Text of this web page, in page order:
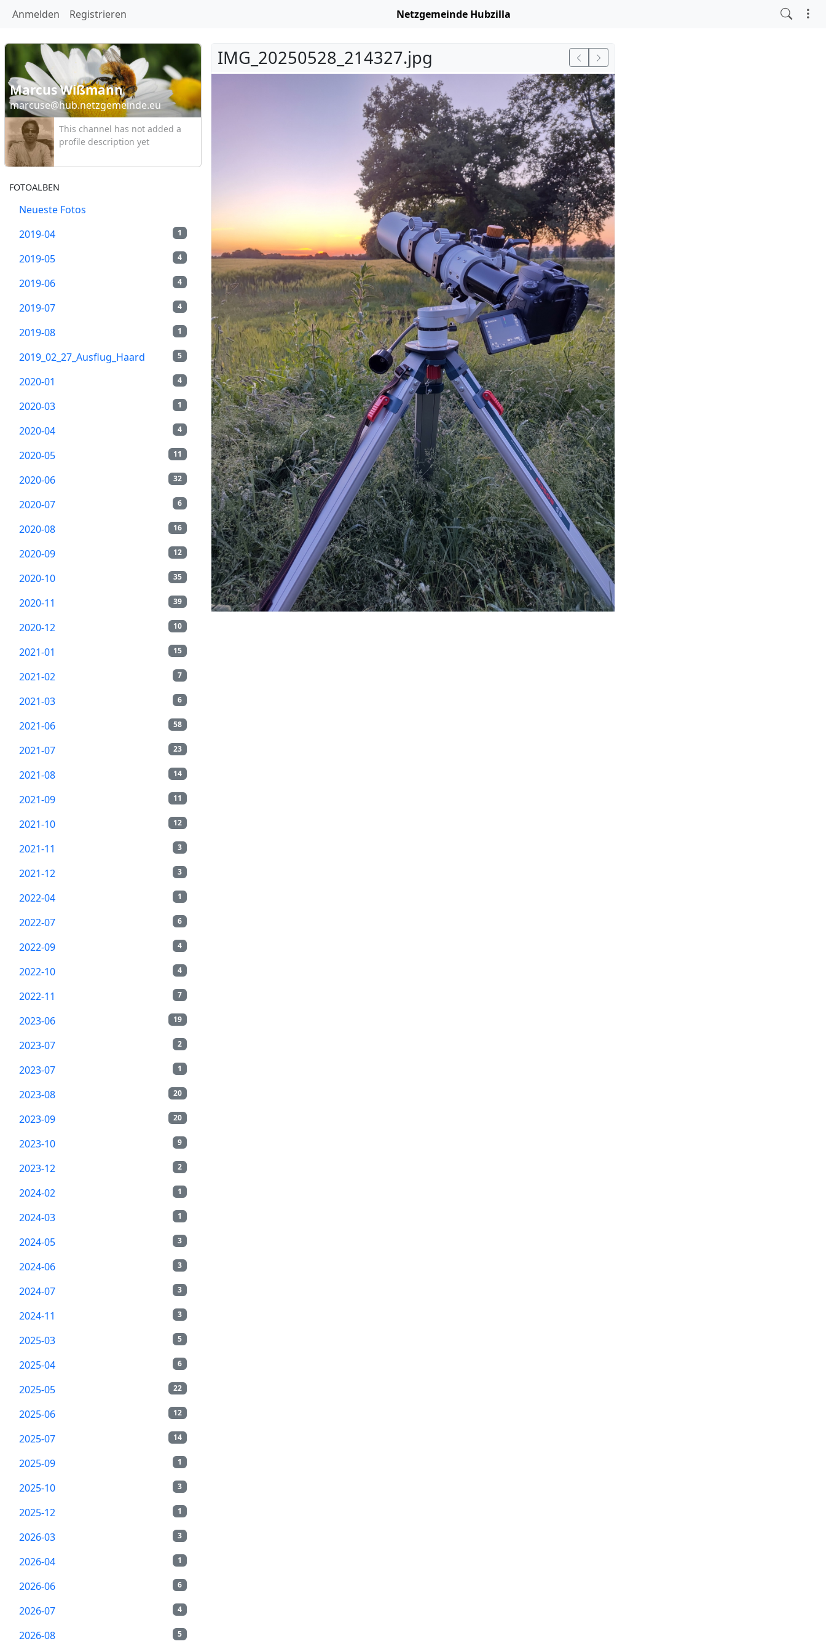
Anmelden Registrieren Netzgemeinde Hubzilla
Marcus Wißmann
marcuse@hub.netzgemeinde.eu
This channel has not added a
profile description yet
FOTOALBEN
Neueste Fotos
1
2019-04
4
2019-05
4
2019-06
4
2019-07
1
2019-08
5
2019_02_27_Ausflug_Haard
4
2020-01
1
2020-03
4
2020-04
11
2020-05
32
2020-06
6
2020-07
16
2020-08
12
2020-09
35
2020-10
39
2020-11
10
2020-12
15
2021-01
7
2021-02
6
2021-03
58
2021-06
23
2021-07
14
2021-08
11
2021-09
12
2021-10
3
2021-11
3
2021-12
1
2022-04
6
2022-07
4
2022-09
4
2022-10
7
2022-11
19
2023-06
2
2023-07
1
2023-07
20
2023-08
20
2023-09
9
2023-10
2
2023-12
1
2024-02
1
2024-03
3
2024-05
3
2024-06
3
2024-07
3
2024-11
5
2025-03
6
2025-04
22
2025-05
12
2025-06
14
2025-07
1
2025-09
3
2025-10
1
2025-12
3
2026-03
1
2026-04
6
2026-06
4
2026-07
5
2026-08
IMG_20250528_214327.jpg